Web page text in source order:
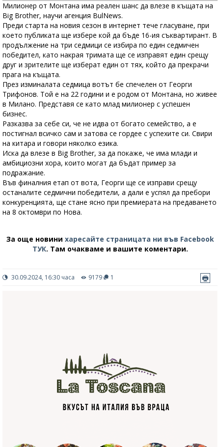
Милионер от Монтана има реален шанс да влезе в къщата на
Big Brother, научи агенция BulNews.
Преди старта на новия сезон в интернет тече гласуване, при
което публиката ще избере кой да бъде 16-ия съквартирант. В
продължение на три седмици се избира по един седмичен
победител, като накрая тримата ще се изправят един срещу
друг и зрителите ще изберат един от тях, който да прекрачи
прага на къщата.
През изминалата седмица вотът бе спечелен от Георги
Трифонов. Той е на 22 години и е родом от Монтана, но живее
в Милано. Представя се като млад милионер с успешен
бизнес.
Разказва за себе си, че не идва от богато семейство, а е
постигнал всичко сам и затова се гордее с успехите си. Свири
на китара и говори няколко езика.
Иска да влезе в Big Brother, за да покаже, че има млади и
амбициозни хора, които могат да бъдат пример за
подражание.
Във финалния етап от вота, Георги ще се изправи срещу
останалите седмични победители, а дали е успял да пребори
конкуренцията, ще стане ясно при премиерата на предаването
на 8 октомври по Нова.
За още новини харесайте страницата ни във Facebook
ТУК. Там очакваме и вашите коментари.
30.09.2024, 16:30 часа 9179 1